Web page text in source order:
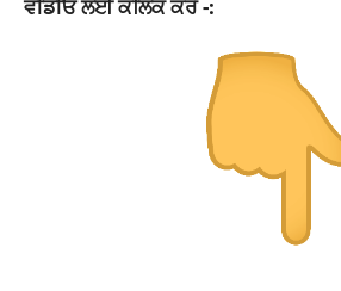
ਵੀਡੀਓ ਲਈ ਕਲਿੱਕ ਕਰੋ -: